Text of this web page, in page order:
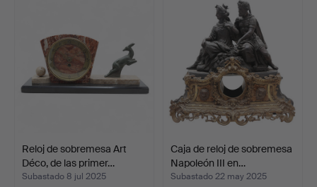
Reloj de sobremesa Art
Déco, de las primer…
Subastado 8 jul 2025
Caja de reloj de sobremesa
Napoleón III en…
Subastado 22 may 2025